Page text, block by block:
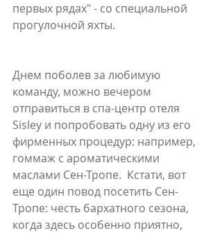
первых рядах" - со специальной
прогулочной яхты.
Днем поболев за любимую
команду, можно вечером
отправиться в спа-центр отеля
Sisley и попробовать одну из его
фирменных процедур: например,
гоммаж с ароматическими
маслами Сен-Тропе.  Кстати, вот
еще один повод посетить Сен-
Тропе: честь бархатного сезона,
когда здесь особенно приятно,